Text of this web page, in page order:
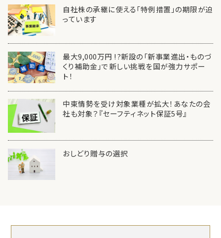
自社株の承継に使える「特例措置」の期限が迫
っています
最大9,000万円 !?新設の「新事業進出・ものづ
くり補助金」で新しい挑戦を国が強力サポー
ト！
中東情勢を受け対象業種が拡大！あなたの会
社も対象？『セーフティネット保証5号』
おしどり贈与の選択